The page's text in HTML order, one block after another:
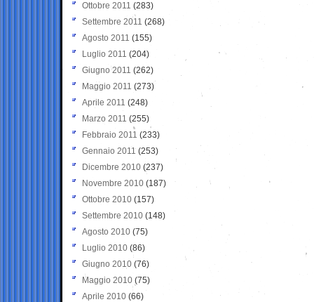
Ottobre 2011 (283)
Settembre 2011 (268)
Agosto 2011 (155)
Luglio 2011 (204)
Giugno 2011 (262)
Maggio 2011 (273)
Aprile 2011 (248)
Marzo 2011 (255)
Febbraio 2011 (233)
Gennaio 2011 (253)
Dicembre 2010 (237)
Novembre 2010 (187)
Ottobre 2010 (157)
Settembre 2010 (148)
Agosto 2010 (75)
Luglio 2010 (86)
Giugno 2010 (76)
Maggio 2010 (75)
Aprile 2010 (66)